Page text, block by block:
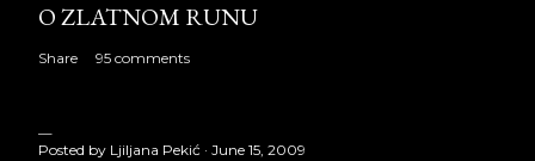
O ZLATNOM RUNU
Share 95 comments
Posted by Ljiljana Pekić June 15, 2009